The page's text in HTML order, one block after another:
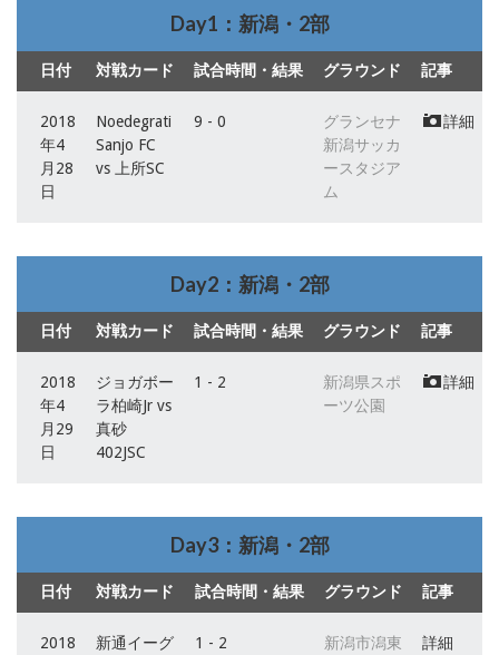
Day1：新潟・2部
日付 対戦カード 試合時間・結果 グラウンド 記事
2018
年4
月28
日
Noedegrati
Sanjo FC
vs 上所SC
9 - 0
グランセナ
新潟サッカ
ースタジア
ム
詳細
Day2：新潟・2部
日付 対戦カード 試合時間・結果 グラウンド 記事
2018
年4
月29
日
ジョガボー
ラ柏崎Jr vs
真砂
402JSC
1 - 2
新潟県スポ
ーツ公園
詳細
Day3：新潟・2部
日付 対戦カード 試合時間・結果 グラウンド 記事
2018
新通イーグ
1 - 2
新潟市潟東
詳細